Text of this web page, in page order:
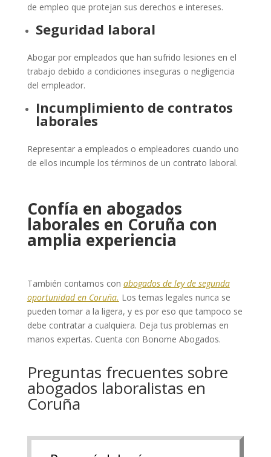
de empleo que protejan sus derechos e intereses.
Seguridad laboral
Abogar por empleados que han sufrido lesiones en el
trabajo debido a condiciones inseguras o negligencia
del empleador.
Incumplimiento de contratos
laborales
Representar a empleados o empleadores cuando uno
de ellos incumple los términos de un contrato laboral.
Confía en abogados
laborales en Coruña con
amplia experiencia
También contamos con abogados de ley de segunda
oportunidad en Coruña. Los temas legales nunca se
pueden tomar a la ligera, y es por eso que tampoco se
debe contratar a cualquiera. Deja tus problemas en
manos expertas. Cuenta con Bonome Abogados.
Preguntas frecuentes sobre
abogados laboralistas en
Coruña